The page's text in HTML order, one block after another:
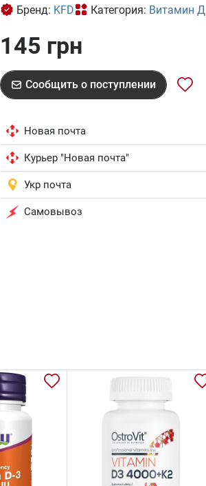
Бренд: KFD Категория: Витамин Д
145 грн
Сообщить о поступлении
Новая почта
Курьер "Новая почта"
Укр почта
Самовывоз